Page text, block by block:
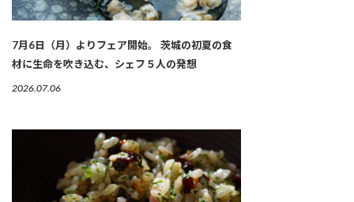
7月6日（月）よりフェア開始。 茨城の初夏の食
材に生命を吹き込む、シェフ５人の発想
2026.07.06